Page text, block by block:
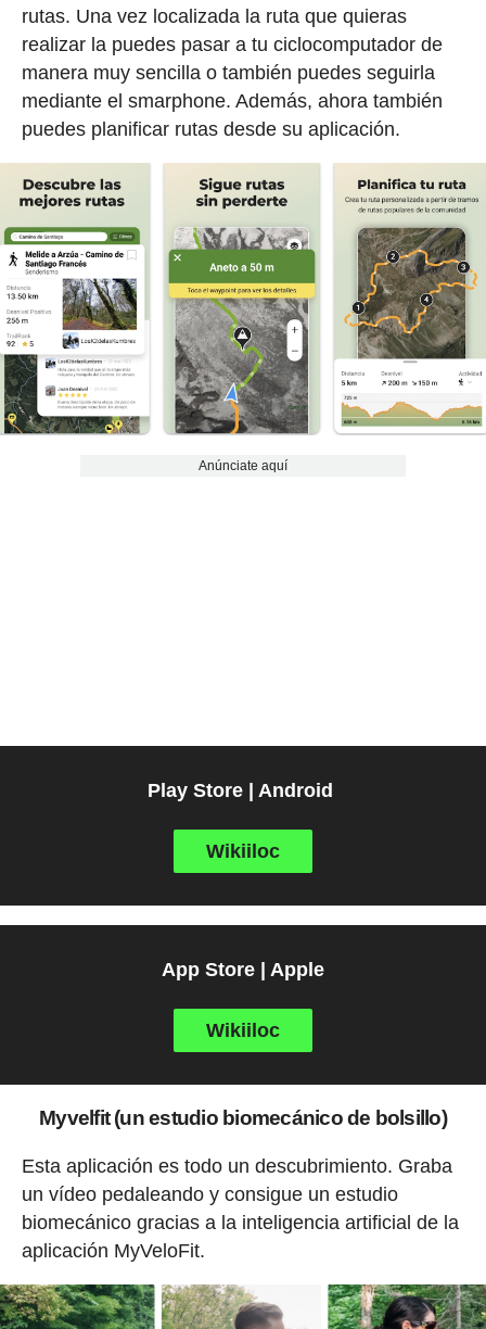
rutas. Una vez localizada la ruta que quieras
realizar la puedes pasar a tu ciclocomputador de
manera muy sencilla o también puedes seguirla
mediante el smarphone. Además, ahora también
puedes planificar rutas desde su aplicación.
Anúnciate aquí
Play Store | Android
Wikiiloc
App Store | Apple
Wikiiloc
Myvelfit (un estudio biomecánico de bolsillo)
Esta aplicación es todo un descubrimiento. Graba
un vídeo pedaleando y consigue un estudio
biomecánico gracias a la inteligencia artificial de la
aplicación MyVeloFit.